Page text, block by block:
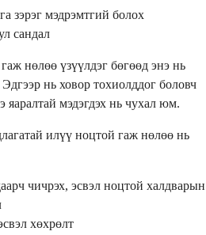
зэрэг мэдрэмтгий болох
сандал
нөлөө үзүүлдэг бөгөөд энэ нь
нь ховор тохиолддог боловч
яаралтай мэдэгдэх нь чухал юм.
илүү ноцтой гаж нөлөө нь
чичрэх, эсвэл ноцтой халдварын
хөхрөлт